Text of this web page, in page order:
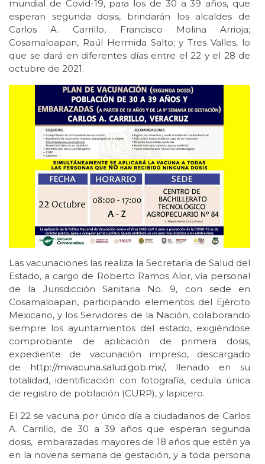
mundial de Covid-19, para los de 30 a 39 años, que
esperan segunda dosis, brindarán los alcaldes de
Carlos A. Carrillo, Francisco Molina Arrioja;
Cosamaloapan, Raúl Hermida Salto; y Tres Valles, lo
que se dará en diferentes días entre el 22 y el 28 de
octubre de 2021.
Las vacunaciones las realiza la Secretaría de Salud del
Estado, a cargo de Roberto Ramos Alor, vía personal
de la Jurisdicción Sanitaria No. 9, con sede en
Cosamaloapan, participando elementos del Ejército
Mexicano, y los Servidores de la Nación, colaborando
siempre los ayuntamientos del estado, exigiéndose
comprobante de aplicación de primera dosis,
expediente de vacunación impreso, descargado
de http://mivacuna.salud.gob.mx/, llenado en su
totalidad, identificación con fotografía, cedula única
de registro de población (CURP), y lapicero.
El 22 se vacuna por único día a ciudadanos de Carlos
A. Carrillo, de 30 a 39 años que esperan segunda
dosis, embarazadas mayores de 18 años que estén ya
en la novena semana de gestación, y a toda persona